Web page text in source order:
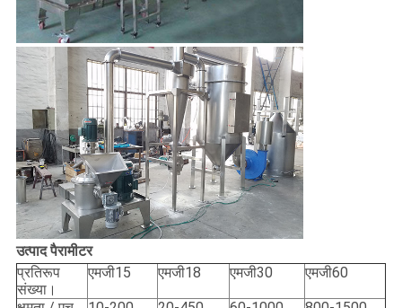
उत्पाद पैरामीटर
प्रतिरूप
संख्या।
एमजी15 एमजी18 एमजी30 एमजी60